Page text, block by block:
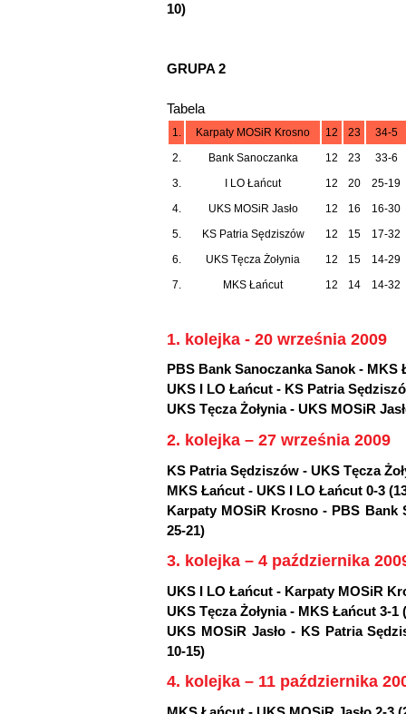
10)
GRUPA 2
Tabela
1. Karpaty MOSiR Krosno 12 23
34-5
2.
Bank Sanoczanka 12 23
33-6
3.
I LO Łańcut 12 20
25-19
4.
UKS MOSiR Jasło 12 16
16-30
5.
KS Patria Sędziszów 12 15
17-32
6.
UKS Tęcza Żołynia 12 15
14-29
7.
MKS Łańcut 12 14 14-32
1. kolejka - 20 września 2009
PBS Bank Sanoczanka Sanok - MKS
UKS I LO Łańcut - KS Patria
UKS Tęcza Żołynia - UKS MOSiR
2. kolejka – 27 września 2009
KS Patria Sędziszów - UKS Tęcza
MKS Łańcut - UKS I LO Łańcut 0-3
Karpaty MOSiR Krosno - PBS Bank
25-21)
3. kolejka – 4 października
UKS I LO Łańcut - Karpaty MOSiR
UKS Tęcza Żołynia - MKS Łańcut 3-1
UKS MOSiR Jasło - KS Patria
10-15)
4. kolejka – 11 października